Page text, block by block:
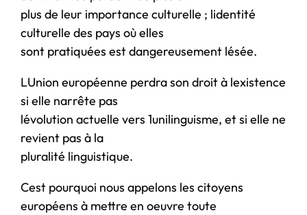
plus de leur importance culturelle ; lidentité
culturelle des pays où elles
sont pratiquées est dangereusement lésée.
LUnion européenne perdra son droit à lexistence
si elle narrête pas
lévolution actuelle vers 1unilinguisme, et si elle ne
revient pas à la
pluralité linguistique.
Cest pourquoi nous appelons les citoyens
européens à mettre en oeuvre toute